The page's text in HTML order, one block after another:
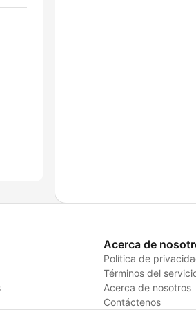
Acerca de
Política de
Términos del
Acerca de nosotros
Contáctenos